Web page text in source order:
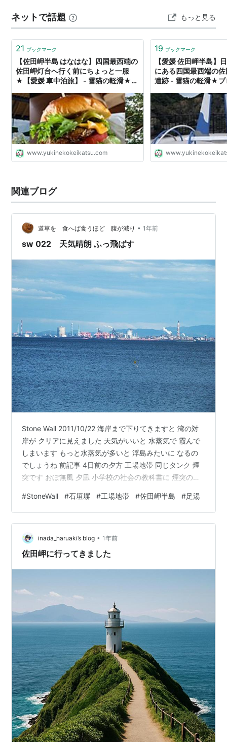
ンジュースが並んでいる。 みかんの調味料、八幡浜ちゃ
んぽん、田舎味噌なんかも魅力的！ 私はその奥に鎮座す
るお酒コーナーに目を…
ネットで話題 もっと見る
21 ブックマーク
【佐田岬半島 はなはな】四国最西端の
佐田岬灯台へ行く前にちょっと一服
★【愛媛 車中泊旅】 - 雪猫の軽滑★ブ
www.yukinekokeikatsu.com
19 ブックマーク
【愛媛 佐田岬半島】
にある四国最西端の
遺跡 - 雪猫の軽滑★ブ
関連ブログ
道草を 食へば食うほど 腹が減り • 1年前
sw 022 天気晴朗 ふっ飛ばす
Stone Wall 2011/10/22 海岸まで下りてきますと 湾の対
岸が クリアに見えました 天気がいいと 水蒸気で 霞んで
しまいます もっと水蒸気が多いと 浮島みたいに なるの
でしょうね 前記事 4日前の夕方 工場地帯 同じタンク 煙
突です おぼ無風 夕凪 小学校の社会の教科書に 煙突の煙
ペロくん 今は 煙 排出規制きびしいですから 煙じゃなく
水蒸気でしょう 煙突から煙り出してると 🚒 すっ飛んで
きますよ 今、どんな教科書なんでしょ… 西風 風力3 湾の
外 東の方角 ⇦ 呉海軍港 豊後水道 ⇨ 風車が見えるのは 四
国最西端 佐田…
#StoneWall #石垣塀 #工場地帯 #佐田岬半島 #足湯
inada_haruaki’s blog • 1年前
佐田岬に行ってきました